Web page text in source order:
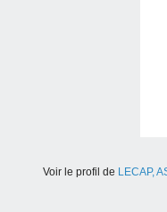
Voir le profil de LECAP,